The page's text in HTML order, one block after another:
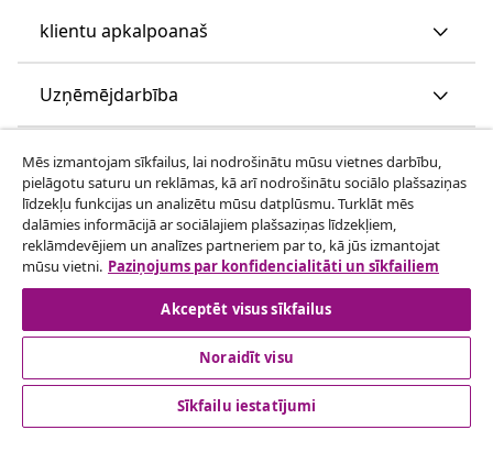
klientu apkalpoanaš
Uzņēmējdarbība
vidaXL
Apskatiet vairāk
© 2008-2026 vidaXL www.vidaxl.lv ir vidaXL Marketplace
Europe B.V. tīmekļa vietne
Mēs izmantojam sīkfailus, lai nodrošinātu mūsu vietnes darbību,
pielāgotu saturu un reklāmas, kā arī nodrošinātu sociālo plašsaziņas
līdzekļu funkcijas un analizētu mūsu datplūsmu. Turklāt mēs
dalāmies informācijā ar sociālajiem plašsaziņas līdzekļiem,
reklāmdevējiem un analīzes partneriem par to, kā jūs izmantojat
mūsu vietni. Paziņojums par konfidencialitāti un sīkfailiem
Akceptēt visus sīkfailus
Noraidīt visu
Sīkfailu iestatījumi